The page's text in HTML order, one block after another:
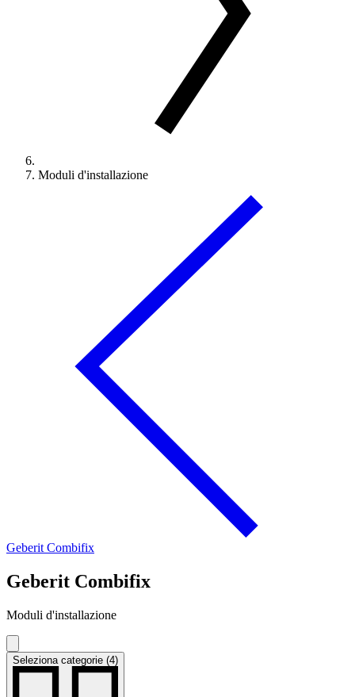
Moduli d'installazione
Geberit Combifix
Geberit Combifix
Moduli d'installazione
Seleziona categorie (4)